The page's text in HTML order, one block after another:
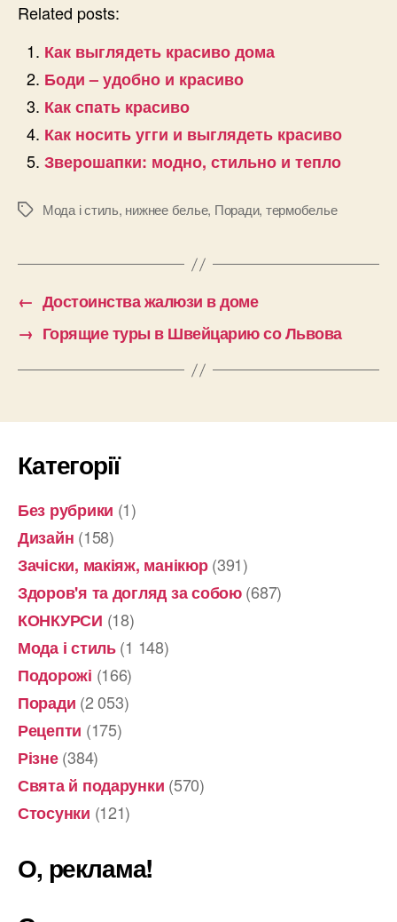
Related posts:
Как выглядеть красиво дома
Боди – удобно и красиво
Как спать красиво
Как носить угги и выглядеть красиво
Зверошапки: модно, стильно и тепло
ПозначкиМода і стиль, нижнее белье, Поради, термобелье
← Достоинства жалюзи в доме
→ Горящие туры в Швейцарию со Львова
Категорії
Без рубрики (1)
Дизайн (158)
Зачіски, макіяж, манікюр(391)
Здоров'я та догляд за собою(687)
КОНКУРСИ (18)
Мода і стиль(1 148)
Подорожі (166)
Поради (2 053)
Рецепти (175)
Різне(384)
Свята й подарунки (570)
Стосунки (121)
О, реклама!